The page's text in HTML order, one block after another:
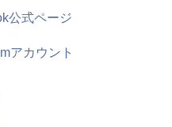
公式ページ
アカウント